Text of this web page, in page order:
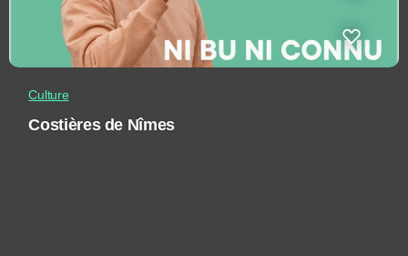
Culture
Costières de Nîmes